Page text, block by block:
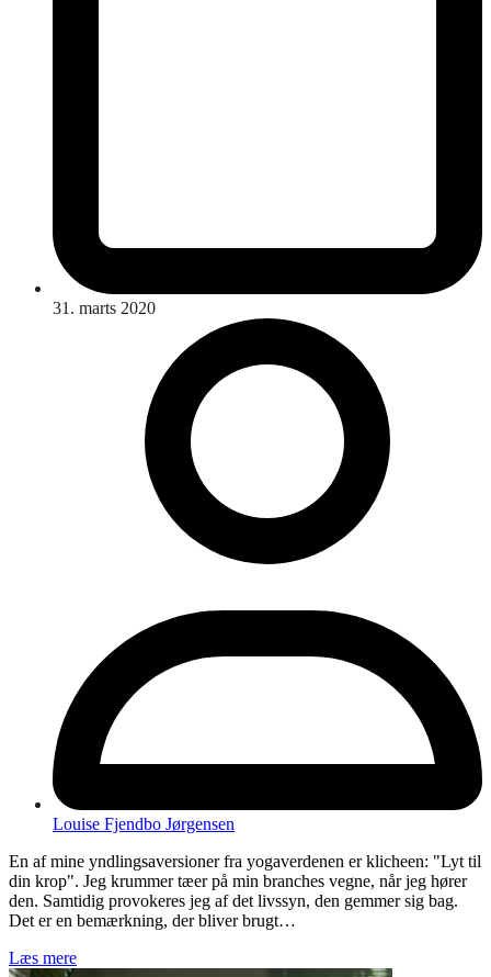
31. marts 2020
Louise Fjendbo Jørgensen
En af mine yndlingsaversioner fra yogaverdenen er klicheen: "Lyt til
din krop". Jeg krummer tæer på min branches vegne, når jeg hører
den. Samtidig provokeres jeg af det livssyn, den gemmer sig bag.
Det er en bemærkning, der bliver brugt…
Læs mere